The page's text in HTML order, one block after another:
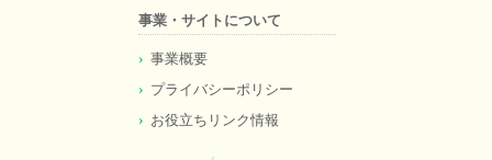
事業・サイトについて
事業概要
プライバシーポリシー
お役立ちリンク情報